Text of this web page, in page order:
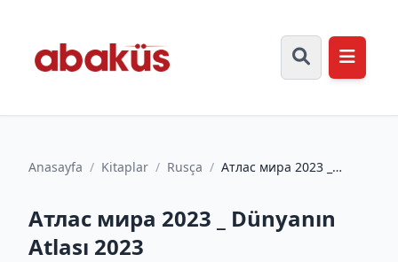
Anasayfa / Kitaplar / Rusça / Атлас мира 2023 _
Атлас мира 2023 _ Dünyanın
Atlası 2023